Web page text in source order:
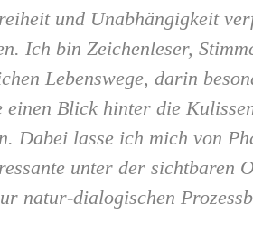
und Unabhängigkeit
Ich bin Zeichenleser,
Lebenswege, darin
Blick hinter die
Dabei lasse ich mich von
unter der sichtbaren
natur-dialogischen